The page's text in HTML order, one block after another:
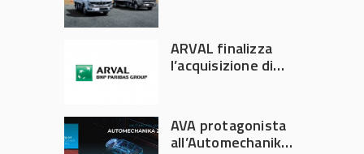
ARVAL finalizza
l’acquisizione di
AVA protagonista
all’Automechanika